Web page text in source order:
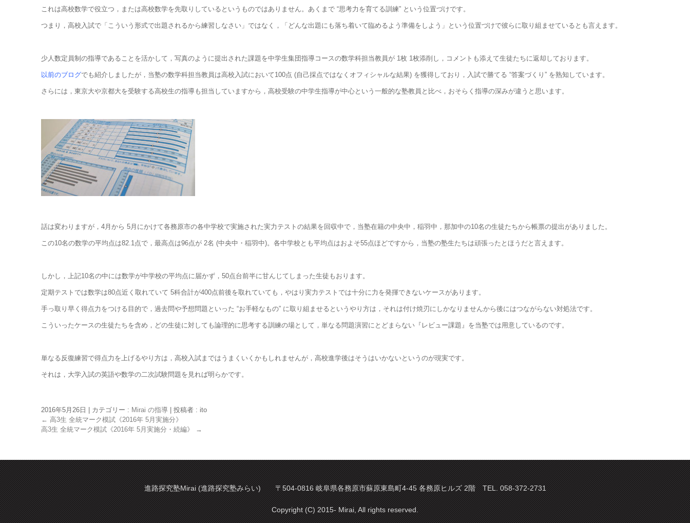
これは高校数学で役立つ，または高校数学を先取りしているというものではありません。あくまで “思考力を育てる訓練” という位置づけです。
つまり，高校入試で「こういう形式で出題されるから練習しなさい」ではなく，「どんな出題にも落ち着いて臨めるよう準備をしよう」という位置づけで彼らに取り組ませているとも言えます。
少人数定員制の指導であることを活かして，写真のように提出された課題を中学生集団指導コースの数学科担当教員が 1枚 1枚添削し，コメントも添えて生徒たちに返却しております。
以前のブログでも紹介しましたが，当塾の数学科担当教員は高校入試において100点 (自己採点ではなくオフィシャルな結果) を獲得しており，入試で勝てる “答案づくり” を熟知しています。
さらには，東京大や京都大を受験する高校生の指導も担当していますから，高校受験の中学生指導が中心という一般的な塾教員と比べ，おそらく指導の深みが違うと思います。
話は変わりますが，4月から 5月にかけて各務原市の各中学校で実施された実力テストの結果を回収中で，当塾在籍の中央中，稲羽中，那加中の10名の生徒たちから帳票の提出がありました。
この10名の数学の平均点は82.1点で，最高点は96点が 2名 (中央中・稲羽中)。各中学校とも平均点はおよそ55点ほどですから，当塾の塾生たちは頑張ったとほうだと言えます。
しかし，上記10名の中には数学が中学校の平均点に届かず，50点台前半に甘んじてしまった生徒もおります。
定期テストでは数学は80点近く取れていて 5科合計が400点前後を取れていても，やはり実力テストでは十分に力を発揮できないケースがあります。
手っ取り早く得点力をつける目的で，過去問や予想問題といった “お手軽なもの” に取り組ませるというやり方は，それは付け焼刃にしかなりませんから後にはつながらない対処法です。
こういったケースの生徒たちを含め，どの生徒に対しても論理的に思考する訓練の場として，単なる問題演習にとどまらない『レビュー課題』を当塾では用意しているのです。
単なる反復練習で得点力を上げるやり方は，高校入試まではうまくいくかもしれませんが，高校進学後はそうはいかないというのが現実です。
それは，大学入試の英語や数学の二次試験問題を見れば明らかです。
2016年5月26日 カテゴリー : Mirai の指導
投稿者 : ito
← 高3生 全統マーク模試《2016年 5月実施分》
高3生 全統マーク模試《2016年 5月実施分・続編》
→
進路探究塾Mirai (進路探究塾みらい) 〒504-0816 岐阜県各務原市蘇原東島町4-45 各務原ヒルズ 2階 TEL. 058-372-2731
Copyright (C) 2015- Mirai, All rights reserved.